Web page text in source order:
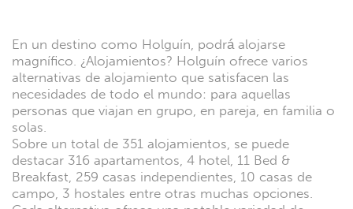
En un destino como Holguín, podrá alojarse
magnífico. ¿Alojamientos? Holguín ofrece varios
alternativas de alojamiento que satisfacen las
necesidades de todo el mundo: para aquellas
personas que viajan en grupo, en pareja, en familia o
solas.
Sobre un total de 351 alojamientos, se puede
destacar 316 apartamentos, 4 hotel, 11 Bed &
Breakfast, 259 casas independientes, 10 casas de
campo, 3 hostales entre otras muchas opciones.